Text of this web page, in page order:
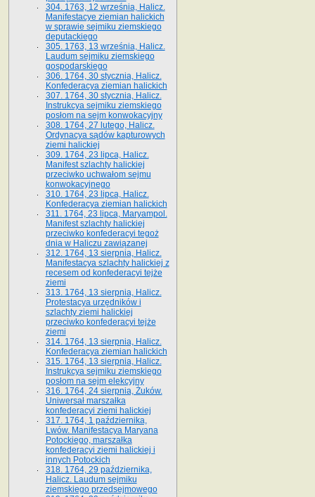
304. 1763, 12 września, Halicz.
Manifestacye ziemian halickich
w sprawie sejmiku ziemskiego
deputackiego
305. 1763, 13 września, Halicz.
Laudum sejmiku ziemskiego
gospodarskiego
306. 1764, 30 stycznia, Halicz.
Konfederacya ziemian halickich
307. 1764, 30 stycznia, Halicz.
Instrukcya sejmiku ziemskiego
posłom na sejm konwokacyjny
308. 1764, 27 lutego, Halicz.
Ordynacya sądów kapturowych
ziemi halickiej
309. 1764, 23 lipca, Halicz.
Manifest szlachty halickiej
przeciwko uchwałom sejmu
konwokacyjnego
310. 1764, 23 lipca, Halicz.
Konfederacya ziemian halickich
311. 1764, 23 lipca, Maryampol.
Manifest szlachty halickiej
przeciwko konfederacyi tegoż
dnia w Haliczu zawiązanej
312. 1764, 13 sierpnia, Halicz.
Manifestacya szlachty halickiej z
recesem od konfederacyi tejże
ziemi
313. 1764, 13 sierpnia, Halicz.
Protestacya urzędników i
szlachty ziemi halickiej
przeciwko konfederacyi tejże
ziemi
314. 1764, 13 sierpnia, Halicz.
Konfederacya ziemian halickich
315. 1764, 13 sierpnia, Halicz.
Instrukcya sejmiku ziemskiego
posłom na sejm elekcyjny
316. 1764, 24 sierpnia, Żuków.
Uniwersał marszałka
konfederacyi ziemi halickiej
317. 1764, 1 października,
Lwów. Manifestacya Maryana
Potockiego, marszałka
konfederacyi ziemi halickiej i
innych Potockich
318. 1764, 29 października,
Halicz. Laudum sejmiku
ziemskiego przedsejmowego